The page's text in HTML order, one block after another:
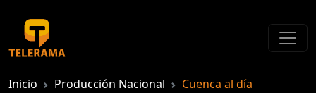
Inicio Producción Nacional Cuenca al día